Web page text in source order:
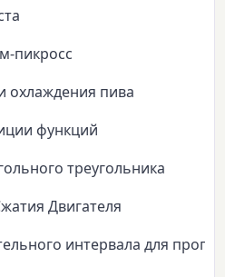
пикросс
охлаждения пива
функций
треугольника
Двигателя
интервала для